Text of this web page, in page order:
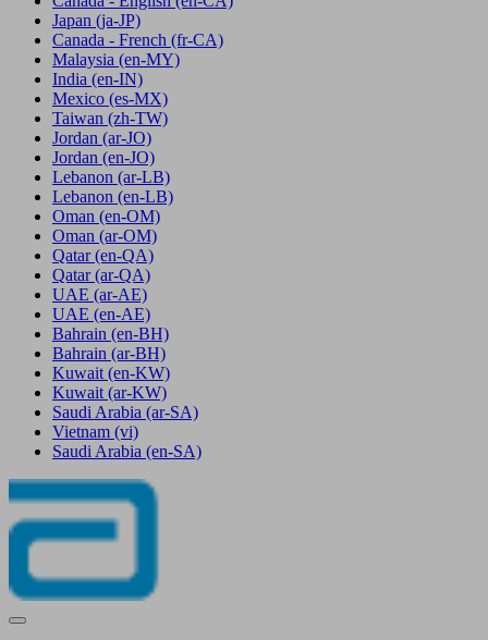
Japan (ja-JP)
Canada - French (fr-CA)
Malaysia (en-MY)
India (en-IN)
Mexico (es-MX)
Taiwan (zh-TW)
Jordan (ar-JO)
Jordan (en-JO)
Lebanon (ar-LB)
Lebanon (en-LB)
Oman (en-OM)
Oman (ar-OM)
Qatar (en-QA)
Qatar (ar-QA)
UAE (ar-AE)
UAE (en-AE)
Bahrain (en-BH)
Bahrain (ar-BH)
Kuwait (en-KW)
Kuwait (ar-KW)
Saudi Arabia (ar-SA)
Vietnam (vi)
Saudi Arabia (en-SA)